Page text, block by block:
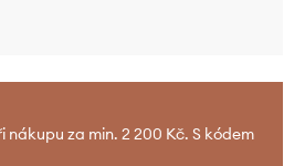
nákupu za min. 2 200 Kč. S kódem